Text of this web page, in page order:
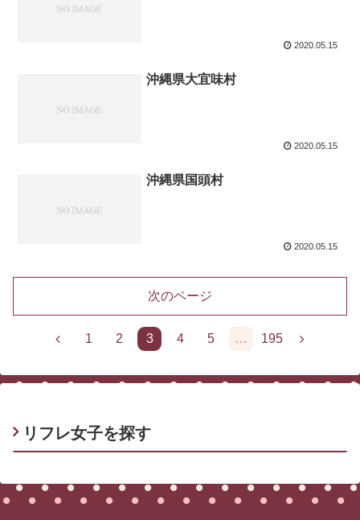
2020.05.15
沖縄県大宜味村
2020.05.15
沖縄県国頭村
2020.05.15
次のページ
1 2 3 4 5 … 195
リフレ女子を探す